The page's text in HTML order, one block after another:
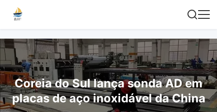
Coreia do Sul lança sonda AD em
placas de aço inoxidável da China